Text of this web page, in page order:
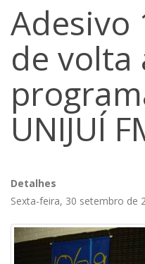
Adesivo
de volta
UNIJUÍ
Detalhes
Sexta-feira, 30 setembro de